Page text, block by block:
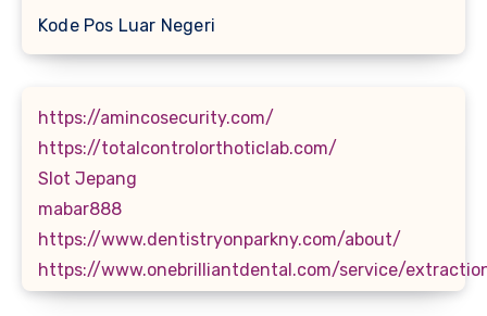
Kode Pos Luar Negeri
https://amincosecurity.com/
https://totalcontrolorthoticlab.com/
Slot Jepang
mabar888
https://www.dentistryonparkny.com/about/
https://www.onebrilliantdental.com/service/